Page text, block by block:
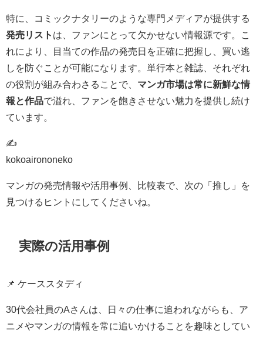
特に、コミックナタリーのような専門メディアが提供する
発売リスト は、ファンにとって欠かせない情報源です。こ
れにより、目当ての作品の発売日を正確に把握し、買い逃
しを防ぐことが可能になります。単行本と雑誌、それぞれ
の役割が組み合わさることで、 マンガ市場は常に新鮮な情
報と作品で溢れ、ファンを飽きさせない魅力を提供し続け
ています。
✍
kokoairononeko
マンガの発売情報や活用事例、比較表で、次の「推し」を
見つけるヒントにしてくださいね。
実際の活用事例
📌 ケーススタディ
30代会社員のAさんは、日々の仕事に追われながらも、ア
ニメやマンガの情報を常に追いかけることを趣味としてい